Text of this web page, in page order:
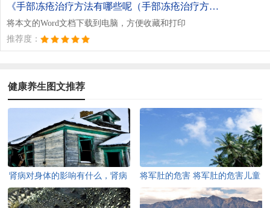
《手部冻疮治疗方法有哪些呢（手部冻疮治疗方法有哪些呢医生）.doc》
将本文的Word文档下载到电脑，方便收藏和打印
推荐度：
健康养生图文推荐
肾病对身体的影响有什么，肾病
对身体的影响有什么影响
将军肚的危害 将军肚的危害儿童